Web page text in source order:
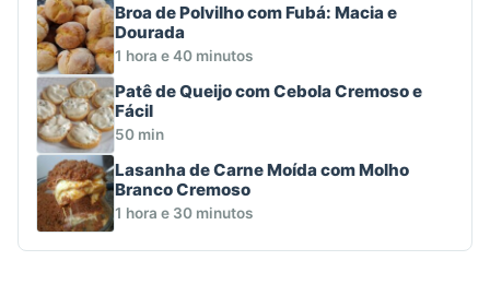
Broa de Polvilho com Fubá: Macia e
Dourada
1 hora e 40 minutos
Patê de Queijo com Cebola Cremoso e
Fácil
50 min
Lasanha de Carne Moída com Molho
Branco Cremoso
1 hora e 30 minutos